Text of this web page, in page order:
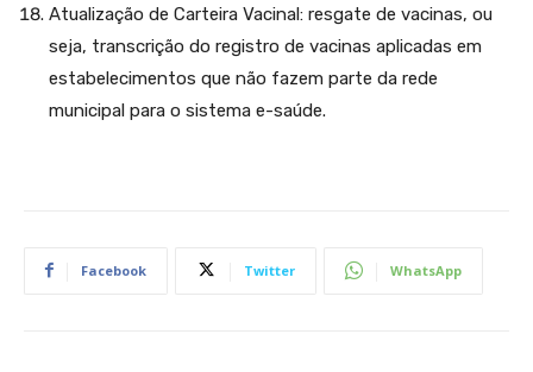
Atualização de Carteira Vacinal: resgate de vacinas, ou
seja, transcrição do registro de vacinas aplicadas em
estabelecimentos que não fazem parte da rede
municipal para o sistema e-saúde.
Facebook Twitter WhatsApp